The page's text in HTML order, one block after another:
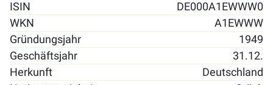
ISIN
DE000A1EWWW0
WKN
A1EWWW
Gründungsjahr
1949
Geschäftsjahr
31.12.
Herkunft
Deutschland